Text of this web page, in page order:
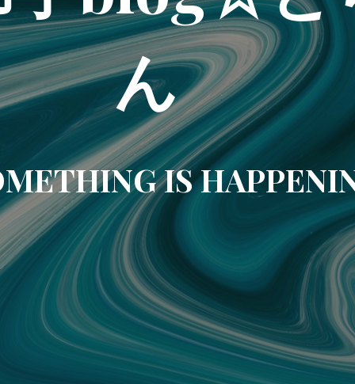
ん
IS